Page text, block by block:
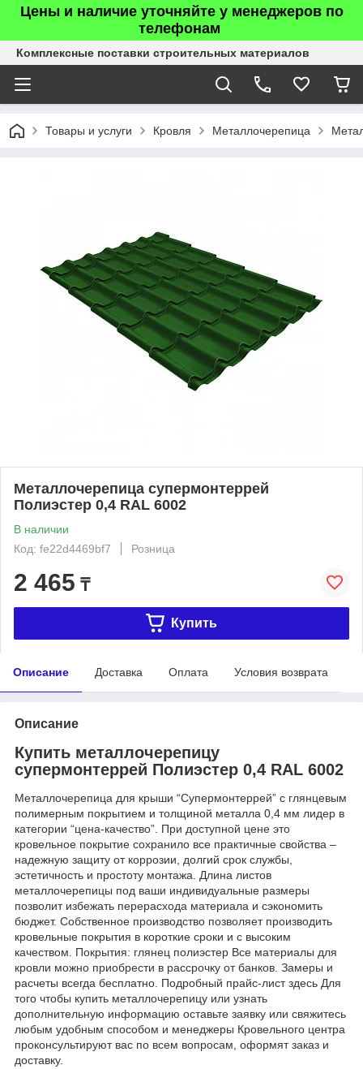
Цены и наличие уточняйте у менеджеров по
телефонам
Комплексные поставки строительных материалов
Товары и услуги Кровля Металлочерепица
Металлочерепица супермонтеррей
Полиэстер 0,4 RAL 6002
В наличии
Код: fe22d4469bf7
Розница
2 465 ₸
Купить
Описание Доставка Оплата Условия возврата
Описание
Купить металлочерепицу
супермонтеррей Полиэстер 0,4 RAL 6002
Металлочерепица для крыши “Супермонтеррей” с глянцевым
полимерным покрытием и толщиной металла 0,4 мм лидер в
категории “цена-качество”. При доступной цене это
кровельное покрытие сохранило все практичные свойства –
надежную защиту от коррозии, долгий срок службы,
эстетичность и простоту монтажа. Длина листов
металлочерепицы под ваши индивидуальные размеры
позволит избежать перерасхода материала и сэкономить
бюджет. Собственное производство позволяет производить
кровельные покрытия в короткие сроки и с высоким
качеством. Покрытия: глянец полиэстер Все материалы для
кровли можно приобрести в рассрочку от банков. Замеры и
расчеты всегда бесплатно. Подробный прайс-лист здесь Для
того чтобы купить металлочерепицу или узнать
дополнительную информацию оставьте заявку или свяжитесь
любым удобным способом и менеджеры Кровельного центра
проконсультируют вас по всем вопросам, оформят заказ и
доставку.